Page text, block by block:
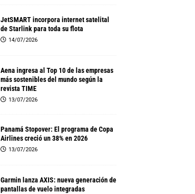
JetSMART incorpora internet satelital
de Starlink para toda su flota
14/07/2026
Aena ingresa al Top 10 de las empresas
más sostenibles del mundo según la
revista TIME
13/07/2026
Panamá Stopover: El programa de Copa
Airlines creció un 38% en 2026
13/07/2026
Garmin lanza AXIS: nueva generación de
pantallas de vuelo integradas